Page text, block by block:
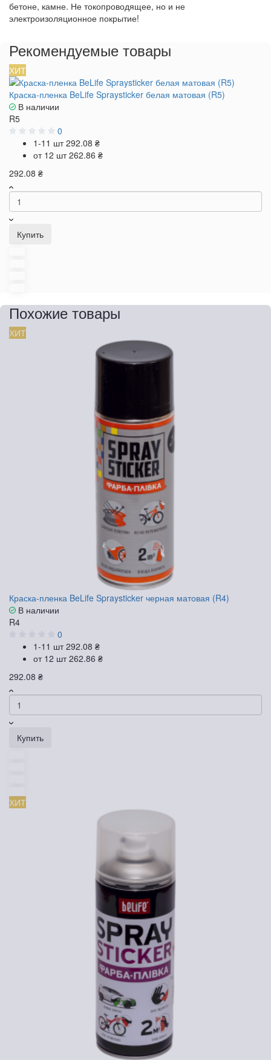
бетоне, камне. Не токопроводящее, но и не
электроизоляционное покрытие!
Рекомендуемые товары
ХИТ
Краска-пленка BeLife Spraysticker белая матовая (R5)
В наличии
R5
0
1-11 шт292.08 ₴
от 12 шт262.86 ₴
292.08 ₴
Купить
Похожие товары
ХИТ
Краска-пленка BeLife Spraysticker черная матовая (R4)
В наличии
R4
0
1-11 шт292.08 ₴
от 12 шт262.86 ₴
292.08 ₴
Купить
ХИТ